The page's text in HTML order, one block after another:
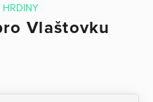
HRDINY
Vlaštovku